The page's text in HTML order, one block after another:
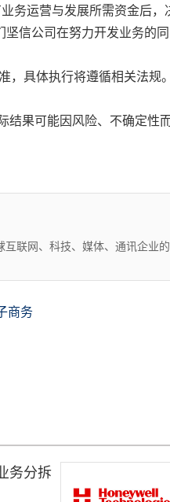
务运营与发展所需资金后
信公司在努力开发业务的
具体执行将遵循相关法规。
果可能因风险、不确定性
互联网、科技、媒体、通讯企业
商务
务分拆